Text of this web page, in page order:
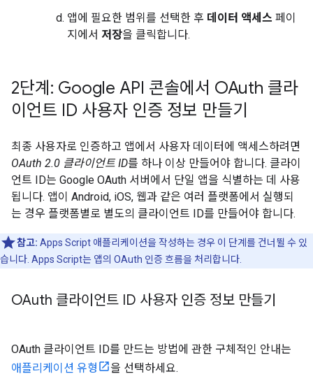
앱에 필요한 범위를 선택한 후 데이터 액세스 페이
지에서 저장을 클릭합니다.
2단계: Google API 콘솔에서 OAuth 클라
이언트 ID 사용자 인증 정보 만들기
최종 사용자로 인증하고 앱에서 사용자 데이터에 액세스하려면
OAuth 2.0 클라이언트 ID를 하나 이상 만들어야 합니다. 클라이
언트 ID는 Google OAuth 서버에서 단일 앱을 식별하는 데 사용
됩니다. 앱이 Android, iOS, 웹과 같은 여러 플랫폼에서 실행되
는 경우 플랫폼별로 별도의 클라이언트 ID를 만들어야 합니다.
참고: Apps Script 애플리케이션을 작성하는 경우 이 단계를 건너뛸 수 있
습니다. Apps Script는 앱의 OAuth 인증 흐름을 처리합니다.
OAuth 클라이언트 ID 사용자 인증 정보 만들기
OAuth 클라이언트 ID를 만드는 방법에 관한 구체적인 안내는
애플리케이션 유형
을 선택하세요.